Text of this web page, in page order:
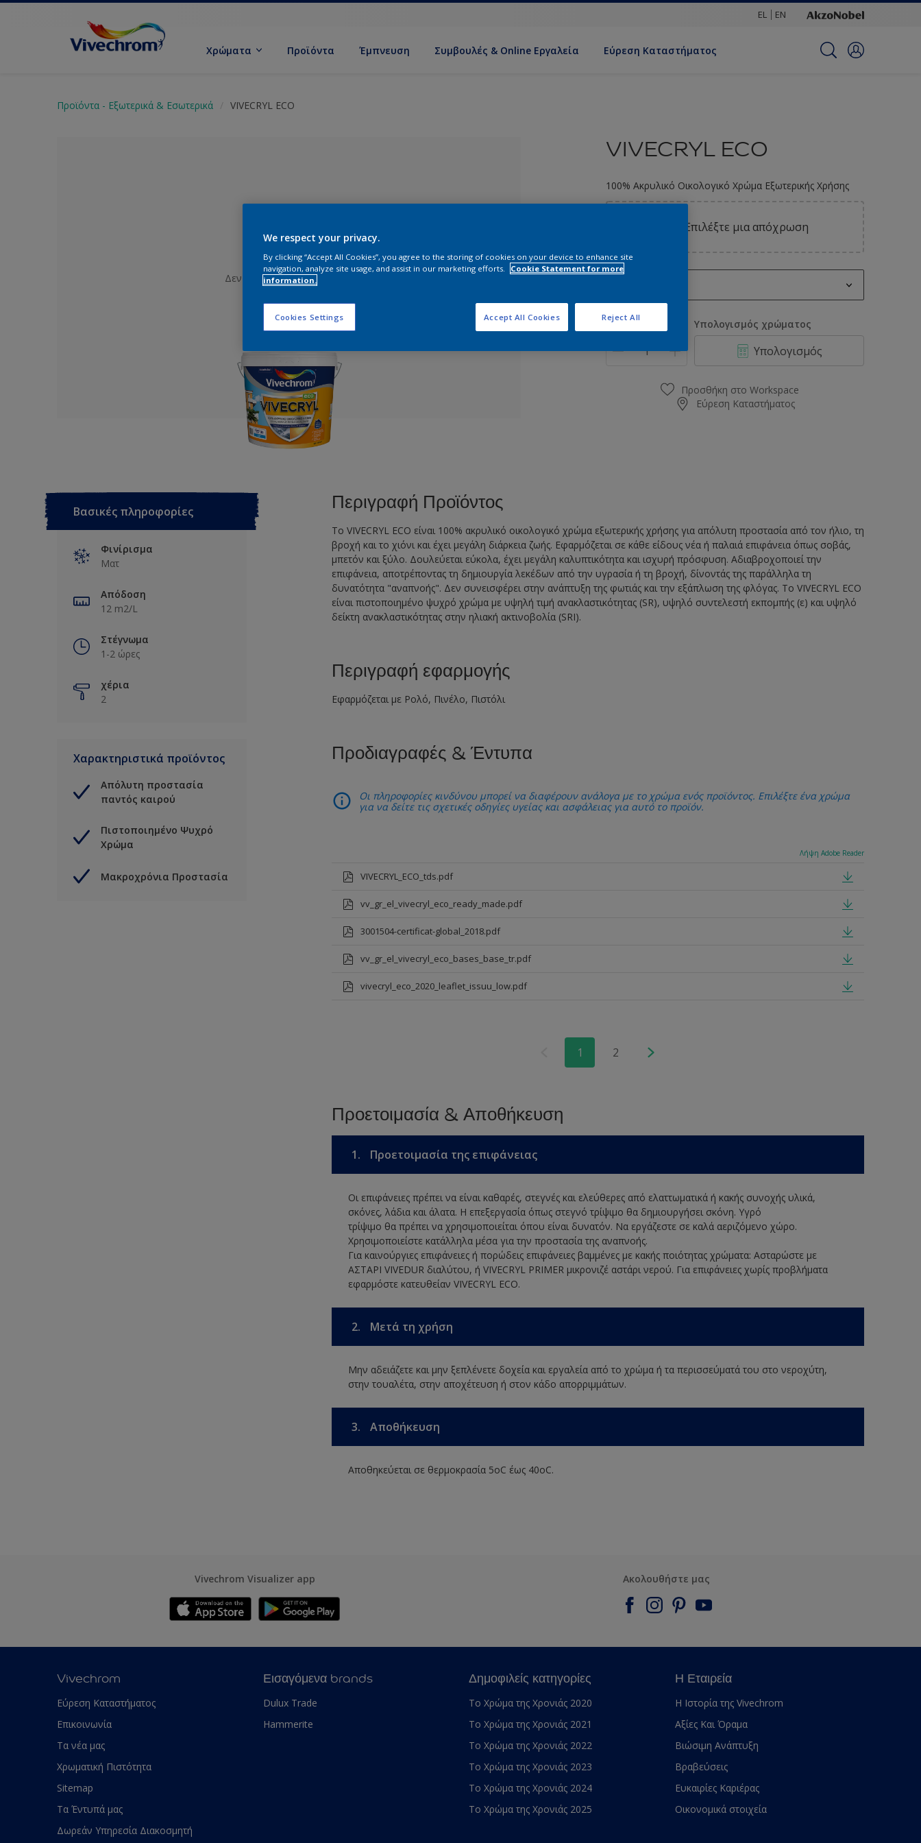
EL EN
Χρώματα Προϊόντα Έμπνευση Συμβουλές & Online Εργαλεία Εύρεση Καταστήματος
Προϊόντα - Εξωτερικά & Εσωτερικά VIVECRYL ECO
Δεν έχει επιλεγεί απόχρωση
VIVECRYL ECO
100% Ακρυλικό Οικολογικό Χρώμα Εξωτερικής Χρήσης
Επιλέξτε μια απόχρωση
0.75L
Ποσότητα Υπολογισμός χρώματος
Υπολογισμός
Προσθήκη στο Workspace
Εύρεση Καταστήματος
Βασικές πληροφορίες
Φινίρισμα
Ματ
Απόδοση
12 m2/L
Στέγνωμα
1-2 ώρες
χέρια
2
Χαρακτηριστικά προϊόντος
Απόλυτη προστασία
παντός καιρού
Πιστοποιημένο Ψυχρό
Χρώμα
Μακροχρόνια Προστασία
Περιγραφή Προϊόντος
To VIVECRYL ECO είναι 100% ακρυλικό οικολογικό χρώμα εξωτερικής χρήσης για απόλυτη προστασία από τον ήλιο, τη
βροχή και το χιόνι και έχει μεγάλη διάρκεια ζωής. Εφαρμόζεται σε κάθε είδους νέα ή παλαιά επιφάνεια όπως σοβάς,
μπετόν και ξύλο. Δουλεύεται εύκολα, έχει μεγάλη καλυπτικότητα και ισχυρή πρόσφυση. Αδιαβροχοποιεί την
επιφάνεια, αποτρέποντας τη δημιουργία λεκέδων από την υγρασία ή τη βροχή, δίνοντάς της παράλληλα τη
δυνατότητα "αναπνοής". Δεν συνεισφέρει στην ανάπτυξη της φωτιάς και την εξάπλωση της φλόγας. To VIVECRYL ECO
είναι πιστοποιημένο ψυχρό χρώμα με υψηλή τιμή ανακλαστικότητας (SR), υψηλό συντελεστή εκπομπής (ε) και υψηλό
δείκτη ανακλαστικότητας στην ηλιακή ακτινοβολία (SRI).
Περιγραφή εφαρμογής
Εφαρμόζεται με Ρολό, Πινέλο, Πιστόλι
Προδιαγραφές & Έντυπα
Οι πληροφορίες κινδύνου μπορεί να διαφέρουν ανάλογα με το χρώμα ενός προϊόντος. Επιλέξτε ένα χρώμα
για να δείτε τις σχετικές οδηγίες υγείας και ασφάλειας για αυτό το προϊόν.
Λήψη Adobe Reader
VIVECRYL_ECO_tds.pdf
vv_gr_el_vivecryl_eco_ready_made.pdf
3001504-certificat-global_2018.pdf
vv_gr_el_vivecryl_eco_bases_base_tr.pdf
vivecryl_eco_2020_leaflet_issuu_low.pdf
1 2
Προετοιμασία & Αποθήκευση
1. Προετοιμασία της επιφάνειας
Οι επιφάνειες πρέπει να είναι καθαρές, στεγνές και ελεύθερες από ελαττωματικά ή κακής συνοχής υλικά,
σκόνες, λάδια και άλατα. Η επεξεργασία όπως στεγνό τρίψιμο θα δημιουργήσει σκόνη. Υγρό
τρίψιμο θα πρέπει να χρησιμοποιείται όπου είναι δυνατόν. Να εργάζεστε σε καλά αεριζόμενο χώρο.
Χρησιμοποιείστε κατάλληλα μέσα για την προστασία της αναπνοής.
Για καινούργιες επιφάνειες ή πορώδεις επιφάνειες βαμμένες με κακής ποιότητας χρώματα: Ασταρώστε με
ΑΣΤΑΡΙ VIVEDUR διαλύτου, ή VIVECRYL PRIMER μικρονιζέ αστάρι νερού. Για επιφάνειες χωρίς προβλήματα
εφαρμόστε κατευθείαν VIVECRYL ECO.
2. Μετά τη χρήση
Μην αδειάζετε και μην ξεπλένετε δοχεία και εργαλεία από το χρώμα ή τα περισσεύματά του στο νεροχύτη,
στην τουαλέτα, στην αποχέτευση ή στον κάδο απορριμμάτων.
3. Αποθήκευση
Αποθηκεύεται σε θερμοκρασία 5οC έως 40οC.
Vivechrom Visualizer app Ακολουθήστε μας
Vivechrom
Εύρεση Καταστήματος
Επικοινωνία
Τα νέα μας
Χρωματική Πιστότητα
Sitemap
Τα Έντυπά μας
Δωρεάν Υπηρεσία Διακοσμητή
Εισαγόμενα brands
Dulux Trade
Hammerite
Δημοφιλείς κατηγορίες
Το Χρώμα της Χρονιάς 2020
Το Χρώμα της Χρονιάς 2021
Το Χρώμα της Χρονιάς 2022
Το Χρώμα της Χρονιάς 2023
Το Χρώμα της Χρονιάς 2024
Το Χρώμα της Χρονιάς 2025
Η Εταιρεία
Η Ιστορία της Vivechrom
Αξίες Και Όραμα
Βιώσιμη Ανάπτυξη
Βραβεύσεις
Ευκαιρίες Καριέρας
Οικονομικά στοιχεία
We respect your privacy.
By clicking “Accept All Cookies”, you agree to the storing of cookies on your device to enhance site
navigation, analyze site usage, and assist in our marketing efforts.
Cookie Statement for more
information.
Cookies Settings Reject All
Accept All Cookies